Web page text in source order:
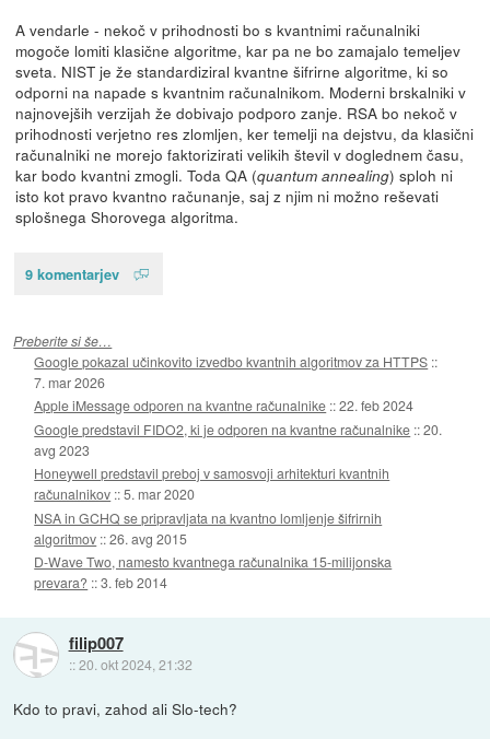
A vendarle - nekoč v prihodnosti bo s kvantnimi računalniki
mogoče lomiti klasične algoritme, kar pa ne bo zamajalo temeljev
sveta. NIST je že standardiziral kvantne šifrirne algoritme, ki so
odporni na napade s kvantnim računalnikom. Moderni brskalniki v
najnovejših verzijah že dobivajo podporo zanje. RSA bo nekoč v
prihodnosti verjetno res zlomljen, ker temelji na dejstvu, da klasični
računalniki ne morejo faktorizirati velikih števil v doglednem času,
kar bodo kvantni zmogli. Toda QA (quantum annealing) sploh ni
isto kot pravo kvantno računanje, saj z njim ni možno reševati
splošnega Shorovega algoritma.
9 komentarjev
Preberite si še…
Google pokazal učinkovito izvedbo kvantnih algoritmov za HTTPS ::
7. mar 2026
Apple iMessage odporen na kvantne računalnike ::22. feb 2024
Google predstavil FIDO2, ki je odporen na kvantne računalnike ::20.
avg 2023
Honeywell predstavil preboj v samosvoji arhitekturi kvantnih
računalnikov ::5. mar 2020
NSA in GCHQ se pripravljata na kvantno lomljenje šifrirnih
algoritmov ::26. avg 2015
D-Wave Two, namesto kvantnega računalnika 15-milijonska
prevara? ::3. feb 2014
filip007
::20. okt 2024, 21:32
Kdo to pravi, zahod ali Slo-tech?